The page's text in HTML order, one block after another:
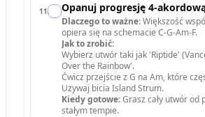
11. Opanuj progresję 4-
Dlaczego to ważne:Większość
opiera się na schemacie C-G-Am-F.
Jak to zrobić:
Wybierz utwór taki jak 'Riptide'
Over the Rainbow'.
Ćwicz przejście z G na Am, które
Używaj bicia Island Strum.
Kiedy gotowe:Grasz cały utwór od
stałym tempie.